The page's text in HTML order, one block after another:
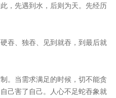
，先遇到水，后则为天。先经历
吞、独吞、见到就吞，到最后就
。当需求满足的时候，切不能贪
己害了自己。人心不足蛇吞象就